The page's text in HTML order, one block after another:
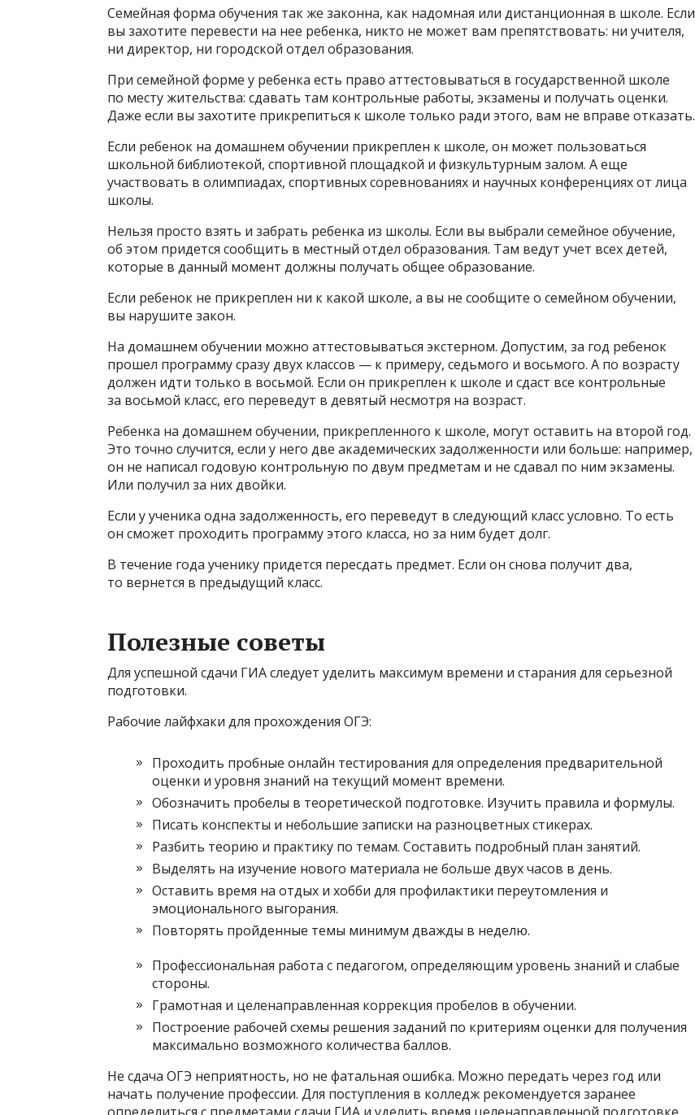
Семейная форма обучения так же законна, как надомная или дистанционная в школе. Если
вы захотите перевести на нее ребенка, никто не может вам препятствовать: ни учителя,
ни директор, ни городской отдел образования.
При семейной форме у ребенка есть право аттестовываться в государственной школе
по месту жительства: сдавать там контрольные работы, экзамены и получать оценки.
Даже если вы захотите прикрепиться к школе только ради этого, вам не вправе отказать.
Если ребенок на домашнем обучении прикреплен к школе, он может пользоваться
школьной библиотекой, спортивной площадкой и физкультурным залом. А еще
участвовать в олимпиадах, спортивных соревнованиях и научных конференциях от лица
школы.
Нельзя просто взять и забрать ребенка из школы. Если вы выбрали семейное обучение,
об этом придется сообщить в местный отдел образования. Там ведут учет всех детей,
которые в данный момент должны получать общее образование.
Если ребенок не прикреплен ни к какой школе, а вы не сообщите о семейном обучении,
вы нарушите закон.
На домашнем обучении можно аттестовываться экстерном. Допустим, за год ребенок
прошел программу сразу двух классов — к примеру, седьмого и восьмого. А по возрасту
должен идти только в восьмой. Если он прикреплен к школе и сдаст все контрольные
за восьмой класс, его переведут в девятый несмотря на возраст.
Ребенка на домашнем обучении, прикрепленного к школе, могут оставить на второй год.
Это точно случится, если у него две академических задолженности или больше: например,
он не написал годовую контрольную по двум предметам и не сдавал по ним экзамены.
Или получил за них двойки.
Если у ученика одна задолженность, его переведут в следующий класс условно. То есть
он сможет проходить программу этого класса, но за ним будет долг.
В течение года ученику придется пересдать предмет. Если он снова получит два,
то вернется в предыдущий класс.
Полезные советы
Для успешной сдачи ГИА следует уделить максимум времени и старания для серьезной
подготовки.
Рабочие лайфхаки для прохождения ОГЭ:
Проходить пробные онлайн тестирования для определения предварительной
оценки и уровня знаний на текущий момент времени.
Обозначить пробелы в теоретической подготовке. Изучить правила и формулы.
Писать конспекты и небольшие записки на разноцветных стикерах.
Разбить теорию и практику по темам. Составить подробный план занятий.
Выделять на изучение нового материала не больше двух часов в день.
Оставить время на отдых и хобби для профилактики переутомления и
эмоционального выгорания.
Повторять пройденные темы минимум дважды в неделю.
Профессиональная работа с педагогом, определяющим уровень знаний и слабые
стороны.
Грамотная и целенаправленная коррекция пробелов в обучении.
Построение рабочей схемы решения заданий по критериям оценки для получения
максимально возможного количества баллов.
Не сдача ОГЭ неприятность, но не фатальная ошибка. Можно передать через год или
начать получение профессии. Для поступления в колледж рекомендуется заранее